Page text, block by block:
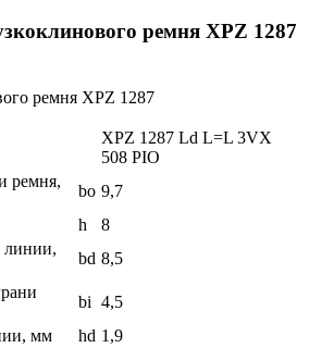
ремня XPZ 1287
XPZ 1287 Ld L=L 3VX
508 PIO
ремня,
bo 9,7
h
8
линии,
bd 8,5
bi 4,5
мм
hd 1,9